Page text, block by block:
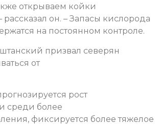
открываем койки
он. – Запасы кислорода
на постоянном контроле.
призвал северян
от
рост
среди более
фиксируется более тяжелое